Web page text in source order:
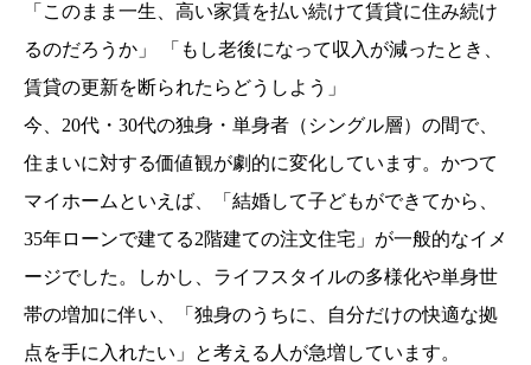
「このまま一生、高い家賃を払い続けて賃貸に住み続け
るのだろうか」 「もし老後になって収入が減ったとき、
賃貸の更新を断られたらどうしよう」
今、20代・30代の独身・単身者（シングル層）の間で、
住まいに対する価値観が劇的に変化しています。かつて
マイホームといえば、「結婚して子どもができてから、
35年ローンで建てる2階建ての注文住宅」が一般的なイメ
ージでした。しかし、ライフスタイルの多様化や単身世
帯の増加に伴い、「独身のうちに、自分だけの快適な拠
点を手に入れたい」と考える人が急増しています。